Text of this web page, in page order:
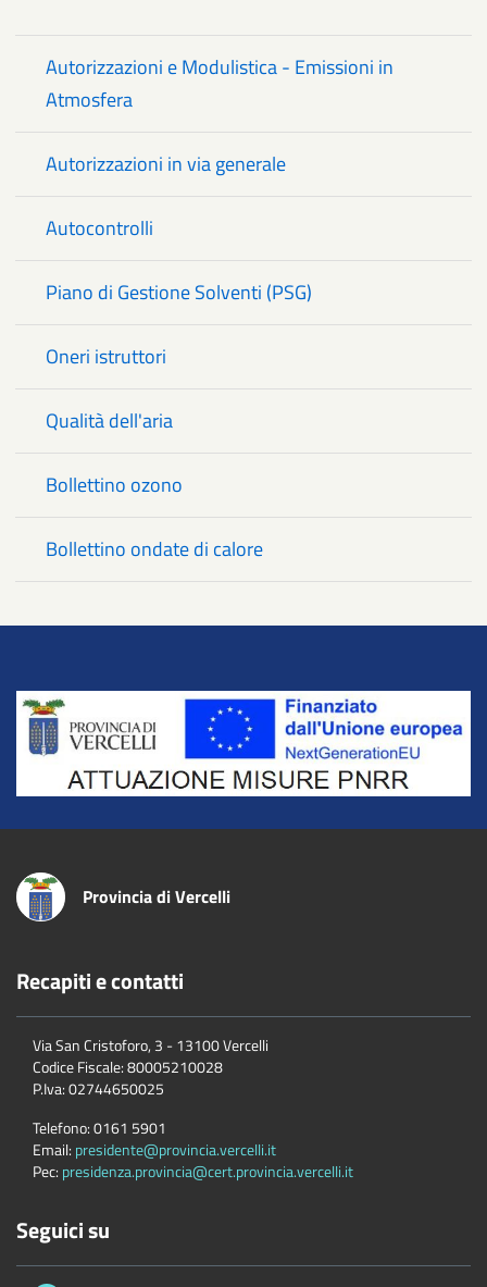
Autorizzazioni e Modulistica - Emissioni in
Atmosfera
Autorizzazioni in via generale
Autocontrolli
Piano di Gestione Solventi (PSG)
Oneri istruttori
Qualità dell'aria
Bollettino ozono
Bollettino ondate di calore
Title
Provincia di Vercelli
Recapiti e contatti
Via San Cristoforo, 3 - 13100 Vercelli
Codice Fiscale:80005210028
P.Iva:02744650025
Telefono:0161 5901
Email: presidente@provincia.vercelli.it
Pec: presidenza.provincia@cert.provincia.vercelli.it
Seguici su